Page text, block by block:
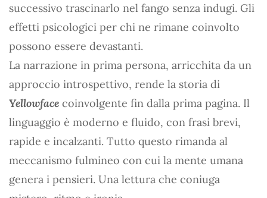
successivo trascinarlo nel fango senza indugi. Gli
effetti psicologici per chi ne rimane coinvolto
possono essere devastanti.
La narrazione in prima persona, arricchita da un
approccio introspettivo, rende la storia di
Yellowface coinvolgente fin dalla prima pagina. Il
linguaggio è moderno e fluido, con frasi brevi,
rapide e incalzanti. Tutto questo rimanda al
meccanismo fulmineo con cui la mente umana
genera i pensieri. Una lettura che coniuga